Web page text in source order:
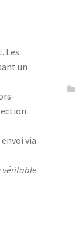
Les
un
via
véritable